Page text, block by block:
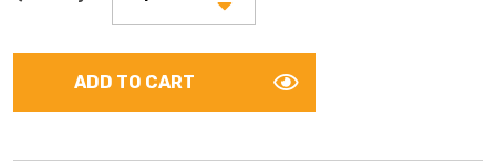
ADD TO CART